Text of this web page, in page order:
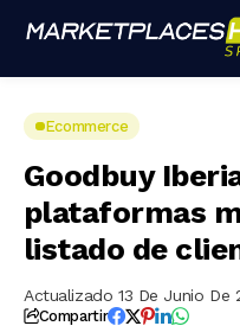
Ecommerce
Goodbuy
plataformas
listado de
Actualizado 13 De Junio De
Compartir